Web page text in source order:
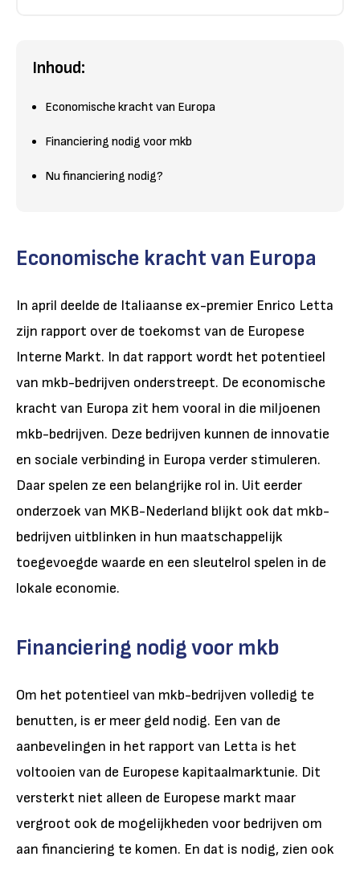
Inhoud:
Economische kracht van Europa
Financiering nodig voor mkb
Nu financiering nodig?
Economische kracht van Europa
In april deelde de Italiaanse ex-premier Enrico Letta
zijn rapport over de toekomst van de Europese
Interne Markt. In dat rapport wordt het potentieel
van mkb-bedrijven onderstreept. De economische
kracht van Europa zit hem vooral in die miljoenen
mkb-bedrijven. Deze bedrijven kunnen de innovatie
en sociale verbinding in Europa verder stimuleren.
Daar spelen ze een belangrijke rol in. Uit eerder
onderzoek van MKB-Nederland blijkt ook dat mkb-
bedrijven uitblinken in hun maatschappelijk
toegevoegde waarde en een sleutelrol spelen in de
lokale economie.
Financiering nodig voor mkb
Om het potentieel van mkb-bedrijven volledig te
benutten, is er meer geld nodig. Een van de
aanbevelingen in het rapport van Letta is het
voltooien van de Europese kapitaalmarktunie. Dit
versterkt niet alleen de Europese markt maar
vergroot ook de mogelijkheden voor bedrijven om
aan financiering te komen. En dat is nodig, zien ook